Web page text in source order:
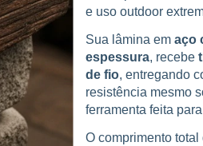
e uso outdoor
Sua lâmina em aço
espessura, recebe
de fio, entregando
resistência mesmo
ferramenta feita
O comprimento total